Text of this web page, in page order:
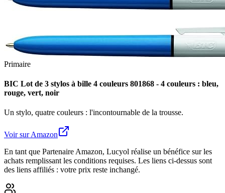
Primaire
BIC Lot de 3 stylos à bille 4 couleurs 801868 - 4 couleurs : bleu,
rouge, vert, noir
Un stylo, quatre couleurs : l'incontournable de la trousse.
Voir sur Amazon
En tant que Partenaire Amazon, Lucyol réalise un bénéfice sur les
achats remplissant les conditions requises. Les liens ci-dessus sont
des liens affiliés : votre prix reste inchangé.